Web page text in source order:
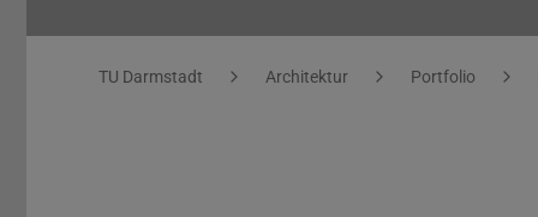
Sie befinden sich hier:
TU Darmstadt Architektur Portfolio